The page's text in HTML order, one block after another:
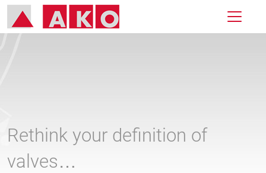
Rethink your definition of
valves…